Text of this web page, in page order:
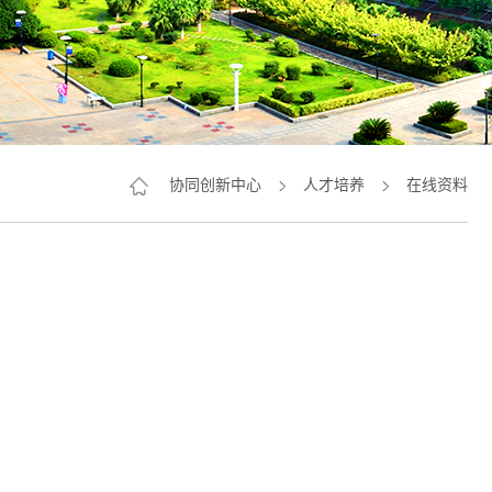
协同创新中心 人才培养 在线资料